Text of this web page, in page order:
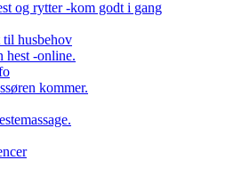
og rytter -kom godt i gang
husbehov
hest -online.
kommer.